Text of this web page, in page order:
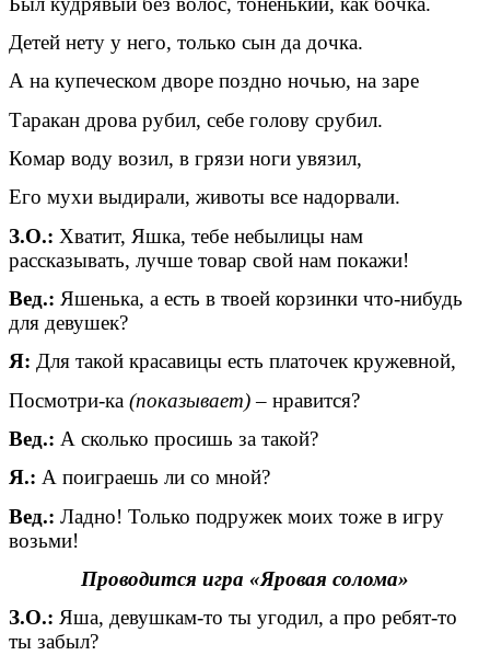
Детей нету у него, только сын да дочка.
А на купеческом дворе поздно ночью, на заре
Таракан дрова рубил, себе голову срубил.
Комар воду возил, в грязи ноги увязил,
Его мухи выдирали, животы все надорвали.
З.О.: Хватит, Яшка, тебе небылицы нам
рассказывать, лучше товар свой нам покажи!
Вед.: Яшенька, а есть в твоей корзинки что-нибудь
для девушек?
Я: Для такой красавицы есть платочек кружевной,
Посмотри-ка (показывает)– нравится?
Вед.: А сколько просишь за такой?
Я.: А поиграешь ли со мной?
Вед.: Ладно! Только подружек моих тоже в игру
возьми!
Проводится игра «Яровая солома»
З.О.: Яша, девушкам-то ты угодил, а про ребят-то
ты забыл?